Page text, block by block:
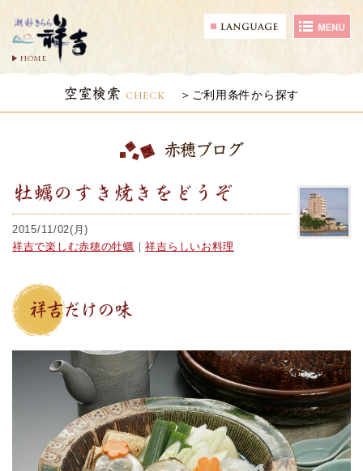
HOME
空室検索 CHECK ご利用条件から探す
赤穂ブログ
牡蠣のすき焼きをどうぞ
2015/11/02(月)
祥吉で楽しむ赤穂の牡蠣 ｜祥吉らしいお料理
祥吉だけの味